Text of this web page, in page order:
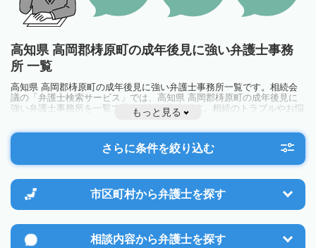
高知県 高岡郡梼原町の成年後見に強い弁護士事務
所 一覧
高知県 高岡郡梼原町の成年後見に強い弁護士事務所一覧です。相続会
議の「弁護士検索サービス」では、高知県 高岡郡梼原町の成年後見に
強い弁護士事務所を一覧で見ることが出来ます。相続のトラブルやお悩
みを抱えている方は一度近隣の弁護士に相談してみましょう。
もっと見る
さらに条件を絞り込む
市区町村から弁護士を探す
相談内容から弁護士を探す